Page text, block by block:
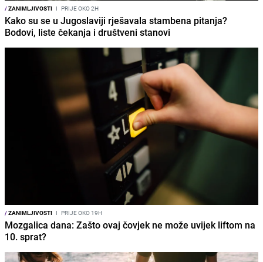
/ZANIMLJIVOSTI I PRIJE OKO 2H
Kako su se u Jugoslaviji rješavala stambena pitanja?
Bodovi, liste čekanja i društveni stanovi
/ZANIMLJIVOSTI I PRIJE OKO 19H
Mozgalica dana: Zašto ovaj čovjek ne može uvijek liftom na
10. sprat?